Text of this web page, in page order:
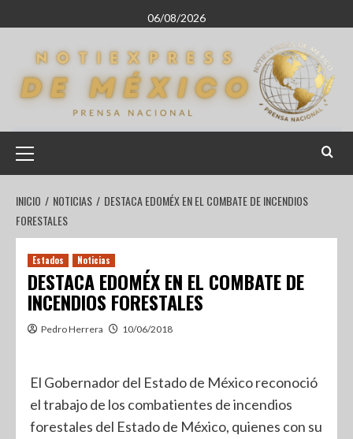
06/08/2026
INICIO NOTICIAS
DESTACA EDOMÉX EN EL COMBATE DE INCENDIOS
FORESTALES
Estados Noticias
DESTACA EDOMÉX EN EL COMBATE DE
INCENDIOS FORESTALES
Pedro Herrera 10/06/2018
El Gobernador del Estado de México reconoció
el trabajo de los combatientes de incendios
forestales del Estado de México, quienes con su